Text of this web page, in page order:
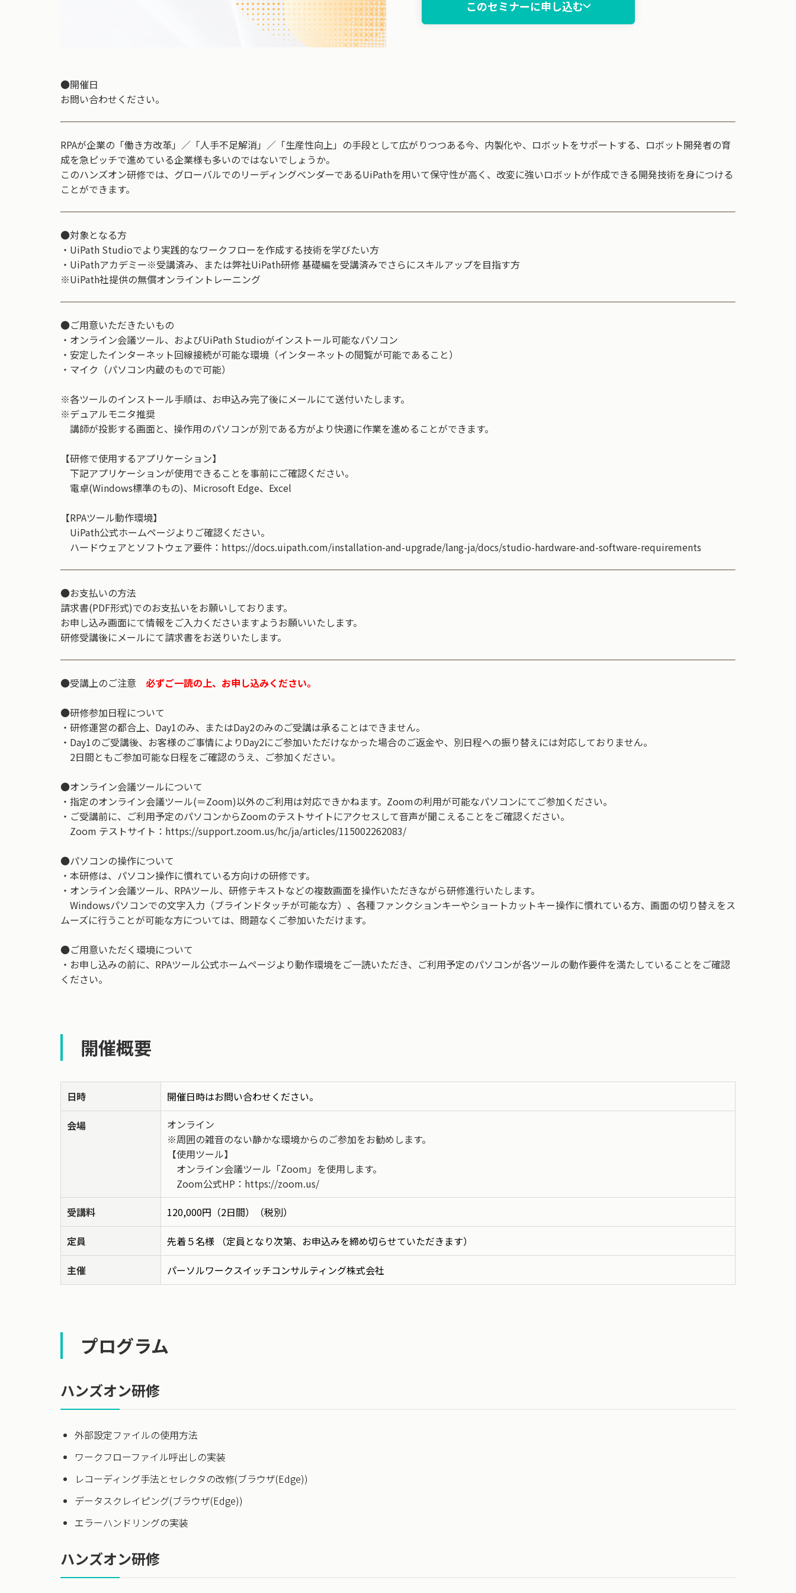
このセミナーに申し込む
●開催日
お問い合わせください。
RPAが企業の「働き方改革」／「人手不足解消」／「生産性向上」の手段として広がりつつある今、内製化や、ロボットをサポートする、ロボット開発者の育
成を急ピッチで進めている企業様も多いのではないでしょうか。
このハンズオン研修では、グローバルでのリーディングベンダーであるUiPathを用いて保守性が高く、改変に強いロボットが作成できる開発技術を身につける
ことができます。
●対象となる方
・UiPath Studioでより実践的なワークフローを作成する技術を学びたい方
・UiPathアカデミー※受講済み、または弊社UiPath研修 基礎編を受講済みでさらにスキルアップを目指す方
※UiPath社提供の無償オンライントレーニング
●ご用意いただきたいもの
・オンライン会議ツール、およびUiPath Studioがインストール可能なパソコン
・安定したインターネット回線接続が可能な環境（インターネットの閲覧が可能であること）
・マイク（パソコン内蔵のもので可能）
※各ツールのインストール手順は、お申込み完了後にメールにて送付いたします。
※デュアルモニタ推奨
講師が投影する画面と、操作用のパソコンが別である方がより快適に作業を進めることができます。
【研修で使用するアプリケーション】
下記アプリケーションが使用できることを事前にご確認ください。
電卓(Windows標準のもの)、Microsoft Edge、Excel
【RPAツール動作環境】
UiPath公式ホームページよりご確認ください。
ハードウェアとソフトウェア要件：https://docs.uipath.com/installation-and-upgrade/lang-ja/docs/studio-hardware-and-software-requirements
●お支払いの方法
請求書(PDF形式)でのお支払いをお願いしております。
お申し込み画面にて情報をご入力くださいますようお願いいたします。
研修受講後にメールにて請求書をお送りいたします。
●受講上のご注意 必ずご一読の上、お申し込みください。
●研修参加日程について
・研修運営の都合上、Day1のみ、またはDay2のみのご受講は承ることはできません。
・Day1のご受講後、お客様のご事情によりDay2にご参加いただけなかった場合のご返金や、別日程への振り替えには対応しておりません。
2日間ともご参加可能な日程をご確認のうえ、ご参加ください。
●オンライン会議ツールについて
・指定のオンライン会議ツール(＝Zoom)以外のご利用は対応できかねます。Zoomの利用が可能なパソコンにてご参加ください。
・ご受講前に、ご利用予定のパソコンからZoomのテストサイトにアクセスして音声が聞こえることをご確認ください。
Zoom テストサイト：https://support.zoom.us/hc/ja/articles/115002262083/
●パソコンの操作について
・本研修は、パソコン操作に慣れている方向けの研修です。
・オンライン会議ツール、RPAツール、研修テキストなどの複数画面を操作いただきながら研修進行いたします。
Windowsパソコンでの文字入力（ブラインドタッチが可能な方）、各種ファンクションキーやショートカットキー操作に慣れている方、画面の切り替えをス
ムーズに行うことが可能な方については、問題なくご参加いただけます。
●ご用意いただく環境について
・お申し込みの前に、RPAツール公式ホームページより動作環境をご一読いただき、ご利用予定のパソコンが各ツールの動作要件を満たしていることをご確認
ください。
開催概要
日時 開催日時はお問い合わせください。
会場
オンライン
※周囲の雑音のない静かな環境からのご参加をお勧めします。
【使用ツール】
オンライン会議ツール「Zoom」を使用します。
Zoom公式HP：https://zoom.us/
受講料
120,000円（2日間）（税別）
定員 先着５名様 （定員となり次第、お申込みを締め切らせていただきます）
主催 パーソルワークスイッチコンサルティング株式会社
プログラム
ハンズオン研修
外部設定ファイルの使用方法
ワークフローファイル呼出しの実装
レコーディング手法とセレクタの改修(ブラウザ(Edge))
データスクレイピング(ブラウザ(Edge))
エラーハンドリングの実装
ハンズオン研修